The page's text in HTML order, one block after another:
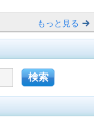
もっと見る